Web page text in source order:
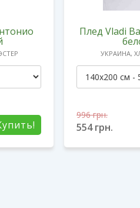
Плед Vladi
УКРАИНА,
996грн.
554грн.